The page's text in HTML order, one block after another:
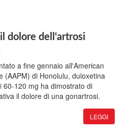
dolore dell'artrosi
a fine gennaio all'American
(AAPM) di Honolulu, duloxetina
60-120 mg ha dimostrato di
il dolore di una gonartrosi.
LEGGI